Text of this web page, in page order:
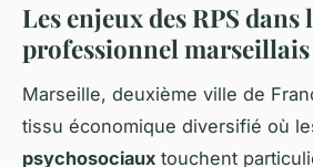
Les enjeux des RPS dans
professionnel marseillais
Marseille, deuxième ville de
tissu économique diversifié où
psychosociaux touchent